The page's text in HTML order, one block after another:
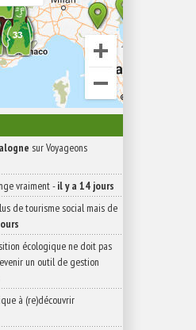
sur Voyageons
vraiment-il y a 14 jours
de tourisme social mais de
écologique ne doit pas
un outil de gestion
à (re)découvrir